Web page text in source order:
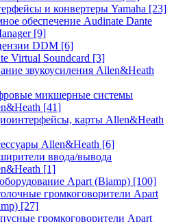
и конвертеры Yamaha [23]
обеспечение Audinate Dante
[9]
DDM [6]
Virtual Soundcard [3]
звукоусиления Allen&Heath
микшерные системы
[41]
карты Allen&Heath
Allen&Heath [6]
ввода/вывода
[1]
Apart (Biamp) [100]
громкоговорители Apart
[27]
громкоговорители Apart